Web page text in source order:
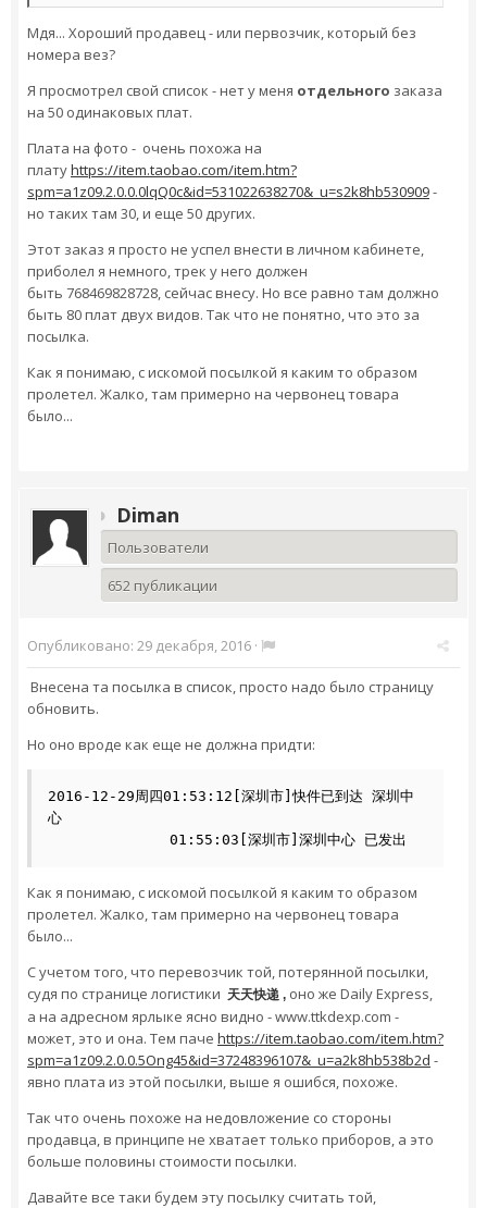
Мдя... Хороший продавец - или первозчик, который без
номера вез?
Я просмотрел свой список - нет у меня отдельного заказа
на 50 одинаковых плат.
Плата на фото - очень похожа на
платуhttps://item.taobao.com/item.htm?
spm=a1z09.2.0.0.0lqQ0c&id=531022638270&_u=s2k8hb530909-
но таких там 30, и еще 50 других.
Этот заказ я просто не успел внести в личном кабинете,
приболел я немного, трек у него должен
быть 768469828728, сейчас внесу. Но все равно там должно
быть 80 плат двух видов. Так что не понятно, что это за
посылка.
Как я понимаю, с искомой посылкой я каким то образом
пролетел. Жалко, там примерно на червонец товара
было...
Diman
Пользователи
652 публикации
Опубликовано: 29 декабря, 2016 ·
Внесена та посылка в список, просто надо было страницу
обновить.
Но оно вроде как еще не должна придти:
2016-12-29周四01:53:12[深圳市]快件已到达 深圳中
心
              01:55:03[深圳市]深圳中心 已发出
Как я понимаю, с искомой посылкой я каким то образом
пролетел. Жалко, там примерно на червонец товара
было...
С учетом того, что перевозчик той, потерянной посылки,
судя по странице логистики 天天快递 , оно же Daily Express,
а на адресном ярлыке ясно видно - www.ttkdexp.com -
может, это и она. Тем паче https://item.taobao.com/item.htm?
spm=a1z09.2.0.0.5Ong45&id=37248396107&_u=a2k8hb538b2d -
явно плата из этой посылки, выше я ошибся, похоже.
Так что очень похоже на недовложение со стороны
продавца, в принципе не хватает только приборов, а это
больше половины стоимости посылки.
Давайте все таки будем эту посылку считать той,